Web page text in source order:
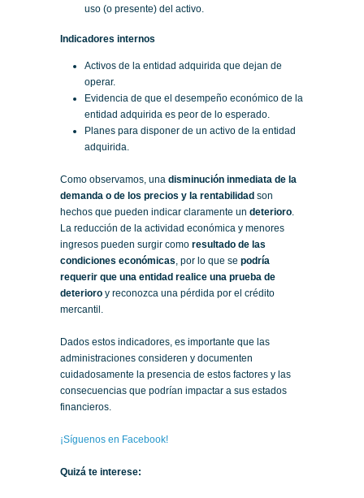
uso (o presente) del activo.
Indicadores internos
Activos de la entidad adquirida que dejan de
operar.
Evidencia de que el desempeño económico de la
entidad adquirida es peor de lo esperado.
Planes para disponer de un activo de la entidad
adquirida.
Como observamos, una disminución inmediata de la
demanda o de los precios y la rentabilidad son
hechos que pueden indicar claramente un deterioro.
La reducción de la actividad económica y menores
ingresos pueden surgir como resultado de las
condiciones económicas, por lo que se podría
requerir que una entidad realice una prueba de
deterioro y reconozca una pérdida por el crédito
mercantil.
Dados estos indicadores, es importante que las
administraciones consideren y documenten
cuidadosamente la presencia de estos factores y las
consecuencias que podrían impactar a sus estados
financieros.
¡Síguenos en Facebook!
Quizá te interese: